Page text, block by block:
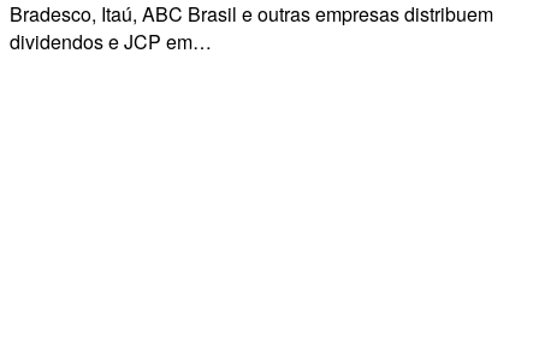
Bradesco, Itaú, ABC Brasil e outras empresas distribuem
dividendos e JCP em…